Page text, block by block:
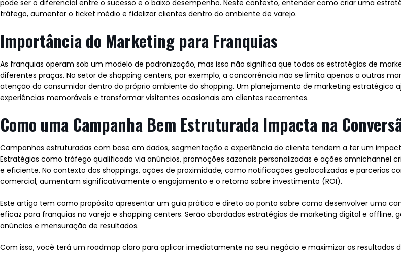
pode ser o diferencial entre o sucesso e o baixo desempenho. Neste contexto, entender como criar uma
tráfego, aumentar o ticket médio e fidelizar clientes dentro do ambiente de varejo.
Importância do Marketing para Franquias
As franquias operam sob um modelo de padronização, mas isso não significa que todas as estratégias de
diferentes praças. No setor de shopping centers, por exemplo, a concorrência não se limita apenas a outras
atenção do consumidor dentro do próprio ambiente do shopping. Um planejamento de marketing estratégico
experiências memoráveis e transformar visitantes ocasionais em clientes recorrentes.
Como uma Campanha Bem Estruturada Impacta na
Campanhas estruturadas com base em dados, segmentação e experiência do cliente tendem a ter um
Estratégias como tráfego qualificado via anúncios, promoções sazonais personalizadas e ações omnichannel
e eficiente. No contexto dos shoppings, ações de proximidade, como notificações geolocalizadas e parcerias
comercial, aumentam significativamente o engajamento e o retorno sobre investimento (ROI).
Este artigo tem como propósito apresentar um guia prático e direto ao ponto sobre como desenvolver uma
eficaz para franquias no varejo e shopping centers. Serão abordadas estratégias de marketing digital e offline,
anúncios e mensuração de resultados.
Com isso, você terá um roadmap claro para aplicar imediatamente no seu negócio e maximizar os resultados